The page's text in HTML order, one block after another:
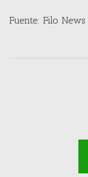
Fuente: Filo News